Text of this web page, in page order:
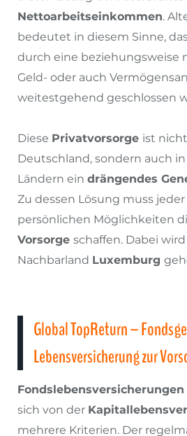
Nettoarbeitseinkommen.
bedeutet in diesem Sinne,
durch eine beziehungsweise
Geld- oder auch
weitestgehend geschlossen
Diese Privatvorsorge ist
Deutschland, sondern auch
Ländern ein drängendes
Zu dessen Lösung muss
persönlichen Möglichkeiten
Vorsorge schaffen. Dabei
Nachbarland Luxemburg
Global TopReturn –
Lebensversicherung zur
Fondslebensversicherungen
sich von der
mehrere Kriterien. Der